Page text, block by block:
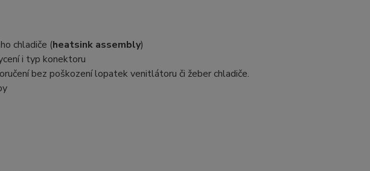
chladiče (heatsink assembly)
i typ konektoru
bez poškození lopatek venitlátoru či žeber chladiče.